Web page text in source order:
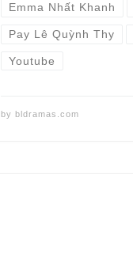
Emma Nhất Khanh
Pay Lê Quỳnh Thy
Youtube
by bldramas.com